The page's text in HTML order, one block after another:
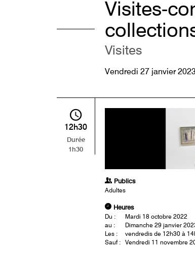
Visites-
Visites
Vendredi 27 janvier 2023
12h30
Durée
1h30
Publics
Adultes
Heures
Du :
Mardi 18 octobre 2022
au :
Dimanche 29 janvier
Les :
vendredis de 12h30 à
Sauf :
Vendredi 11 novembre